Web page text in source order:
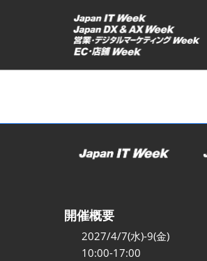
ッ
開催概要
2027/4/7(水)-9(金)
10:00-17:00